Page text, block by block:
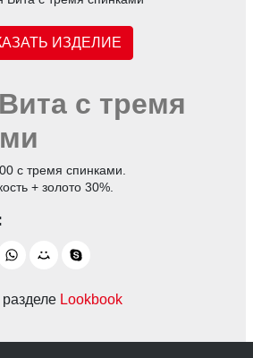
ИЗДЕЛИЕ
с тремя
с тремя спинками.
+ золото 30%.
Lookbook